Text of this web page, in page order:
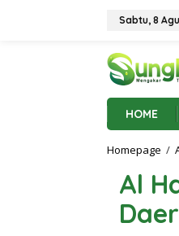
Sabtu, 8
HOME
Homepage /
Al